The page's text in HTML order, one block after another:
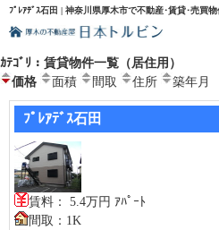
ﾌﾟﾚｱﾃﾞｽ石田 | 神奈川県厚木市で不動産･賃貸･売買物
ｶﾃｺﾞﾘ：賃貸物件一覧（居住用）
価格
面積 間取 住所 築年月
ﾌﾟﾚｱﾃﾞｽ石田
賃料： 5.4万円 ｱﾊﾟｰﾄ
間取：1K